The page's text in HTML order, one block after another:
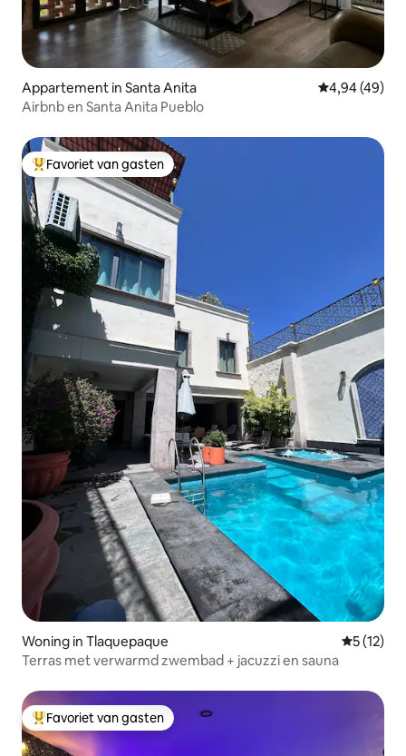
Appartement in Santa Anita Gemiddelde
4,94 (49)
Airbnb en Santa Anita Pueblo
Topfavoriet van gasten
Favoriet van gasten
Woning in Tlaquepaque
5 (12)
Terras met verwarmd zwembad + jacuzzi en sauna
Topfavoriet van gasten
Favoriet van gasten